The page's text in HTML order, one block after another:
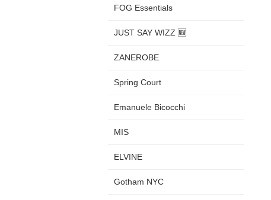
FOG Essentials
JUST SAY WIZZ 🆕
ZANEROBE
Spring Court
Emanuele Bicocchi
MIS
ELVINE
Gotham NYC